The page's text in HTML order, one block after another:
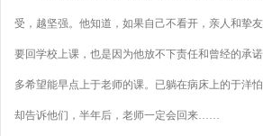
受，越坚强。他知道，如果自己不看开，亲人和挚
要回学校上课，也是因为他放不下责任和曾经的承
多希望能早点上于老师的课。已躺在病床上的于洋
却告诉他们，半年后，老师一定会回来……